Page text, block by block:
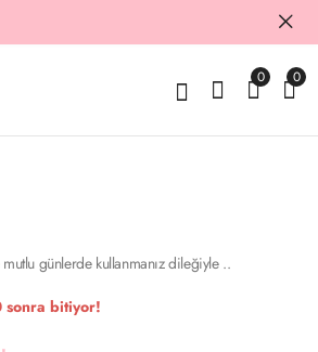
0 0
günlerde kullanmanız dileğiyle ..
sonra bitiyor!